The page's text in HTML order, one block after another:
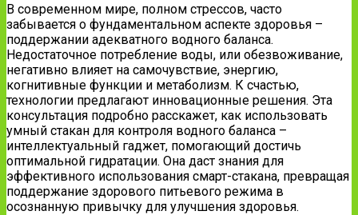
В современном мире, полном стрессов, часто
забывается о фундаментальном аспекте здоровья –
поддержании адекватного водного баланса.
Недостаточное потребление воды, или обезвоживание,
негативно влияет на самочувствие, энергию,
когнитивные функции и метаболизм. К счастью,
технологии предлагают инновационные решения. Эта
консультация подробно расскажет, как использовать
умный стакан для контроля водного баланса –
интеллектуальный гаджет, помогающий достичь
оптимальной гидратации. Она даст знания для
эффективного использования смарт-стакана, превращая
поддержание здорового питьевого режима в
осознанную привычку для улучшения здоровья.